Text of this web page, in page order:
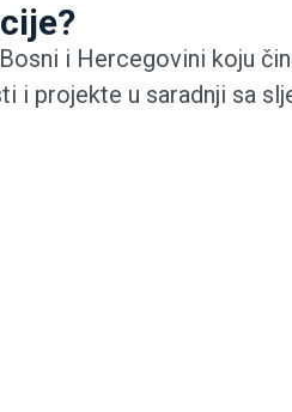
i Hercegovini koju
i projekte u saradnji sa